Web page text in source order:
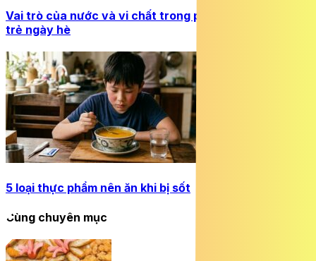
Vai trò của nước và vi chất trong phát triển thể chất
trẻ ngày hè
5 loại thực phẩm nên ăn khi bị sốt
Cùng chuyên mục